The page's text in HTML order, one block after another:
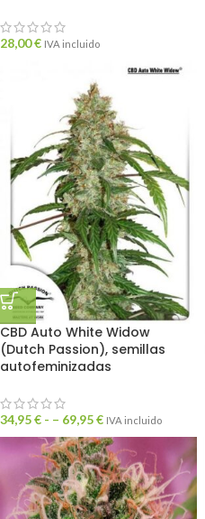
28,00€ IVA incluido
CBD Auto White Widow
(Dutch Passion), semillas
autofeminizadas
34,95€ - – 69,95€ IVA incluido